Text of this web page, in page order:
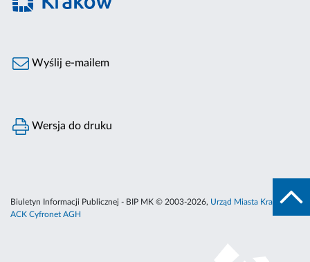
Wyślij e-mailem
Wersja do druku
Biuletyn Informacji Publicznej - BIP MK © 2003-2026, Urząd Miasta Krakowa
ACK Cyfronet AGH